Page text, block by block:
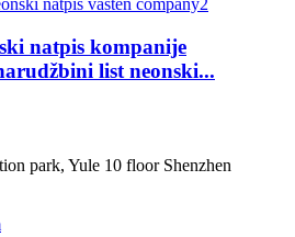
natpis kompanije
list neonski...
park, Yule 10 floor Shenzhen